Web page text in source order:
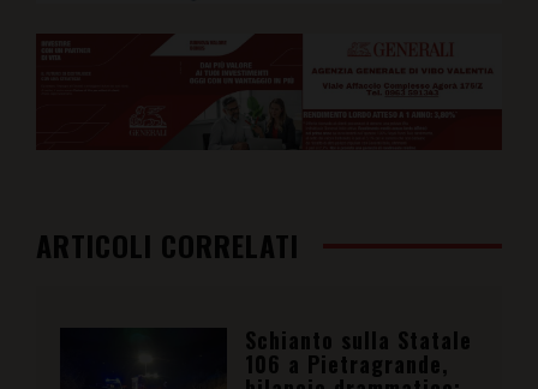
ARTICOLI CORRELATI
Schianto sulla Statale
106 a Pietragrande,